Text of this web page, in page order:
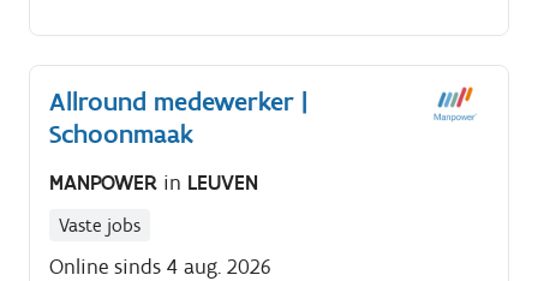
Allround medewerker |
Schoonmaak
MANPOWER in LEUVEN
Vaste jobs
Online sinds 4 aug. 2026